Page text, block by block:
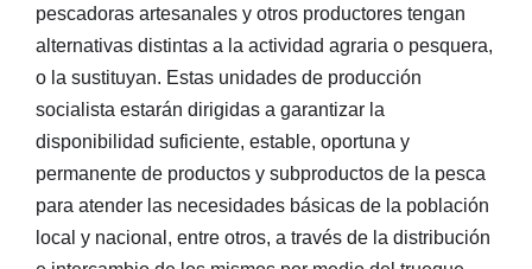
pescadoras artesanales y otros productores tengan
alternativas distintas a la actividad agraria o pesquera,
o la sustituyan. Estas unidades de producción
socialista estarán dirigidas a garantizar la
disponibilidad suficiente, estable, oportuna y
permanente de productos y subproductos de la pesca
para atender las necesidades básicas de la población
local y nacional, entre otros, a través de la distribución